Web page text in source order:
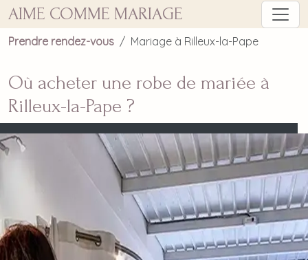
AIME COMME MARIAGE
Prendre rendez-vous Mariage à Rilleux-la-Pape
Où acheter une robe de mariée à
Rilleux-la-Pape ?